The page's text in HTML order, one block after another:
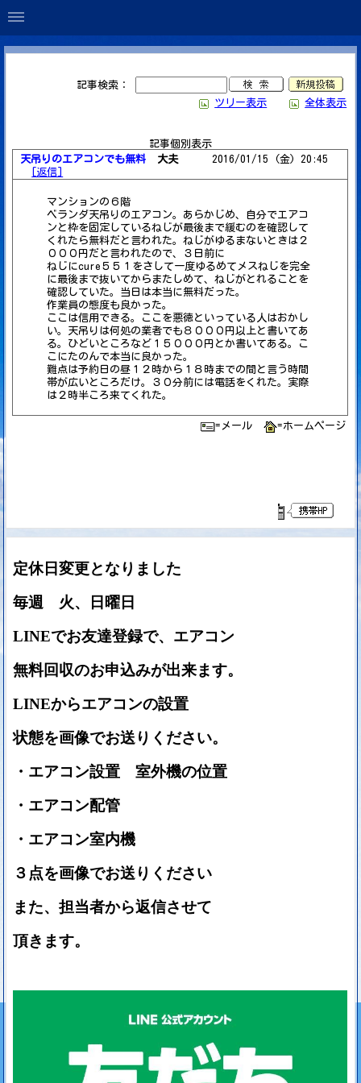
記事検索：
ツリー表示
全体表示
記事個別表示
天吊りのエアコンでも無料
大夫2016/01/15 (金) 20:45
[返信]
マンションの６階
ベランダ天吊りのエアコン。あらかじめ、自分でエアコ
ンと枠を固定しているねじが最後まで緩むのを確認して
くれたら無料だと言われた。ねじがゆるまないときは２
０００円だと言われたので、３日前に
ねじにcure５５１をさして一度ゆるめてメスねじを完全
に最後まで抜いてからまたしめて、ねじがとれることを
確認していた。当日は本当に無料だった。
作業員の態度も良かった。
ここは信用できる。ここを悪徳といっている人はおかし
い。天吊りは何処の業者でも８０００円以上と書いてあ
る。ひどいところなど１５０００円とか書いてある。こ
こにたのんで本当に良かった。
難点は予約日の昼１２時から１８時までの間と言う時間
帯が広いところだけ。３０分前には電話をくれた。実際
は２時半ころ来てくれた。
=メール =ホームページ
定休日変更となりました
毎週 火、日曜日
LINEでお友達登録で、エアコン
無料回収のお申込みが出来ます。
LINEからエアコンの設置
状態を画像でお送りください。
・エアコン設置 室外機の位置
・エアコン配管
・エアコン室内機
３点を画像でお送りください
また、担当者から返信させて
頂きます。